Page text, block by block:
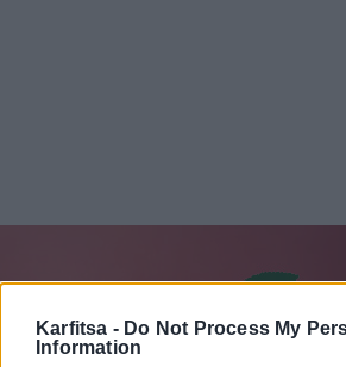
Karfitsa - Do Not Process My
Information